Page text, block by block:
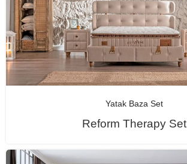
Yatak Baza Set
Reform Therapy Set